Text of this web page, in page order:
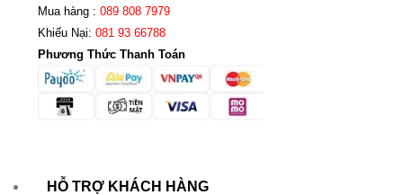
Mua hàng : 089 808 7979
Khiếu Nại: 081 93 66788
Phương Thức Thanh Toán
HỖ TRỢ KHÁCH HÀNG